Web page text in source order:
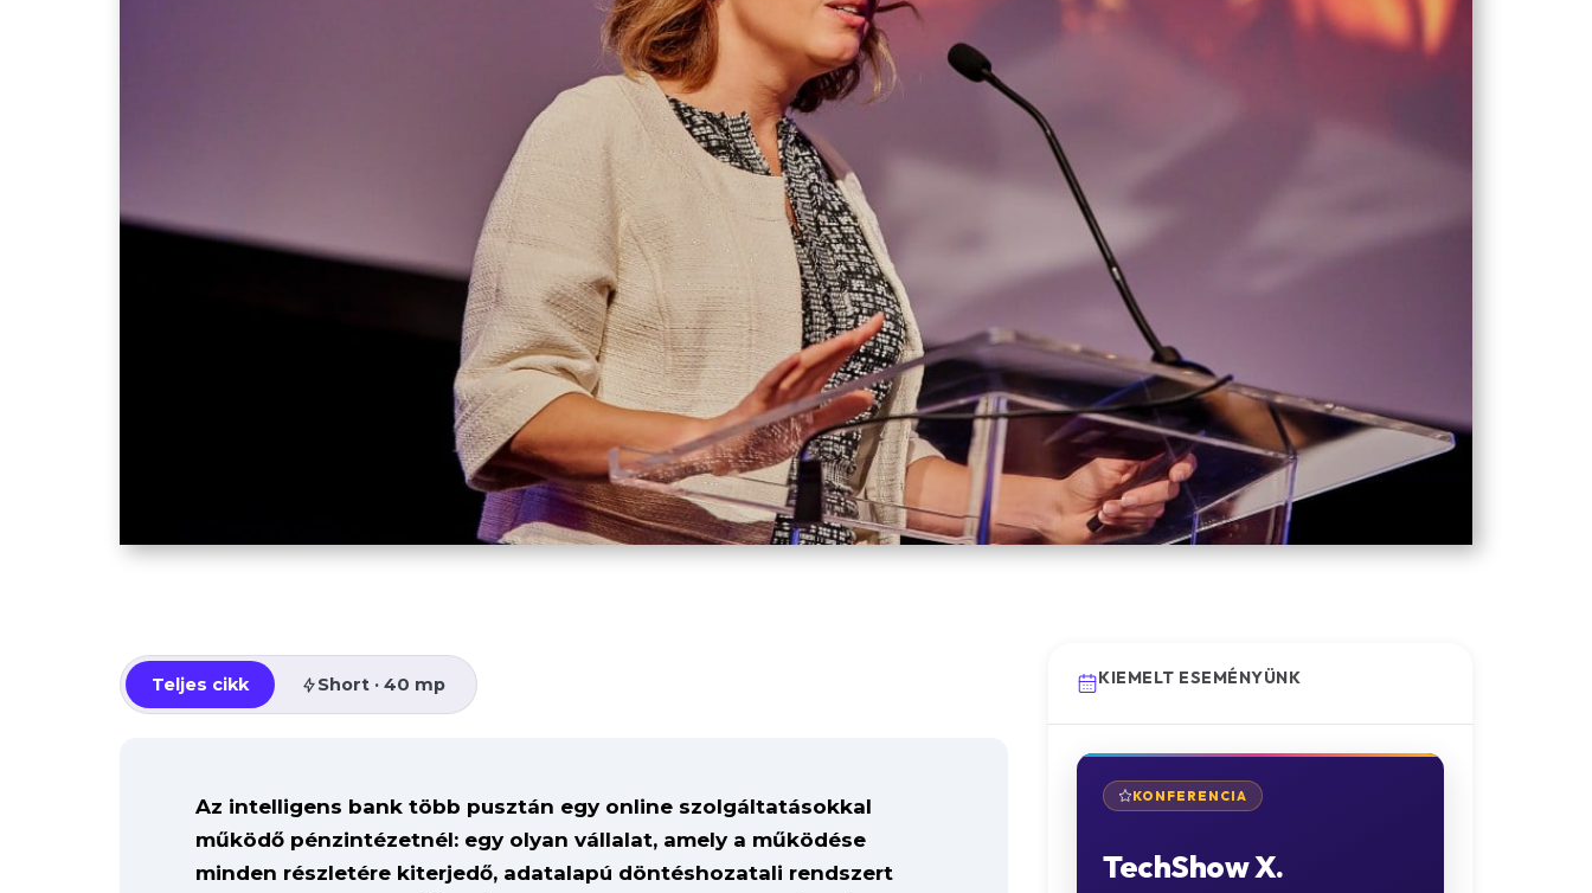
Teljes cikk Short · 40 mp
Az intelligens bank több pusztán egy online szolgáltatásokkal
működő pénzintézetnél: egy olyan vállalat, amely a működése
minden részletére kiterjedő, adatalapú döntéshozatali rendszert
KIEMELT ESEMÉNYÜNK
KONFERENCIA
TechShow X.